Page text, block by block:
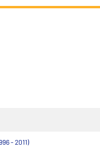
- 2011)